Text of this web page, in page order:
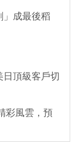
」成最後稻
頂級客戶切
彩風雲，預